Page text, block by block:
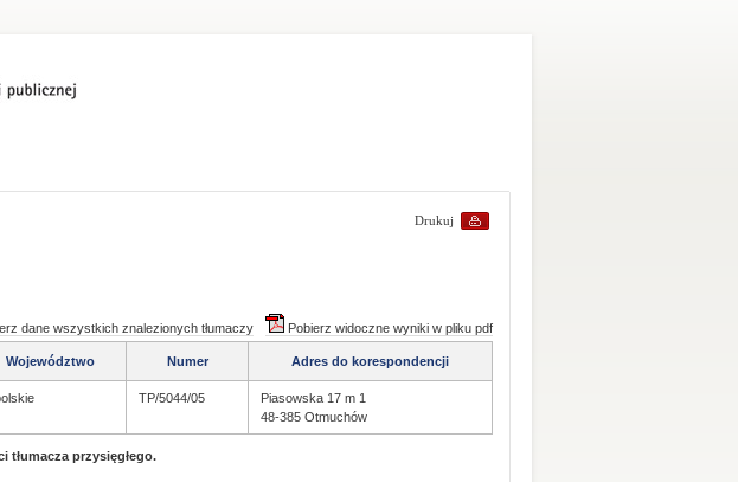
Drukuj
Pobierz widoczne wyniki w pliku pdf
dane wszystkich znalezionych tłumaczy
Województwo Numer Adres do korespondencji
TP/5044/05
Piasowska 17 m 1
48-385 Otmuchów
przysięgłego.